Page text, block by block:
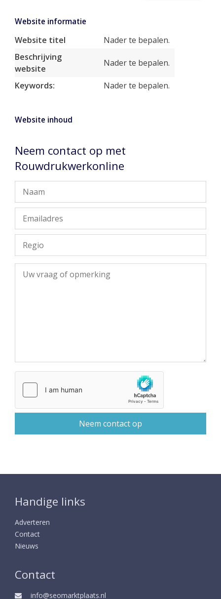
Website informatie
Website titel
Nader te bepalen.
Beschrijving
website
Nader te bepalen.
Keywords: Nader te bepalen.
Website inhoud
Neem contact op met
Rouwdrukwerkonline
Handige links
Adverteren
Contact
Nieuws
Contact
info@seomarktplaats.nl